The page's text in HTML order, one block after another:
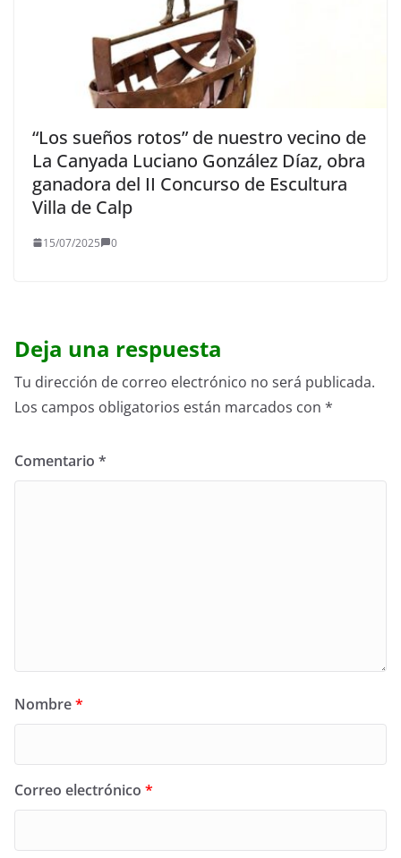
“Los sueños rotos” de nuestro vecino de
La Canyada Luciano González Díaz, obra
ganadora del II Concurso de Escultura
Villa de Calp
15/07/2025 0
Deja una respuesta
Tu dirección de correo electrónico no será publicada.
Los campos obligatorios están marcados con *
Comentario *
Nombre*
Correo electrónico *